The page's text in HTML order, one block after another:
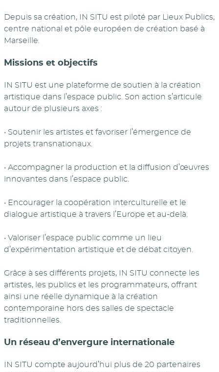
Depuis sa création, IN SITU est piloté par Lieux Publics,
centre national et pôle européen de création basé à
Marseille.
Missions et objectifs
IN SITU est une plateforme de soutien à la création
artistique dans l’espace public. Son action s’articule
autour de plusieurs axes :
• Soutenir les artistes et favoriser l’émergence de
projets transnationaux.
• Accompagner la production et la diffusion d’œuvres
innovantes dans l’espace public.
• Encourager la coopération interculturelle et le
dialogue artistique à travers l’Europe et au-delà.
• Valoriser l’espace public comme un lieu
d’expérimentation artistique et de débat citoyen.
Grâce à ses différents projets, IN SITU connecte les
artistes, les publics et les programmateurs, offrant
ainsi une réelle dynamique à la création
contemporaine hors des salles de spectacle
traditionnelles.
Un réseau d’envergure internationale
IN SITU compte aujourd’hui plus de 20 partenaires